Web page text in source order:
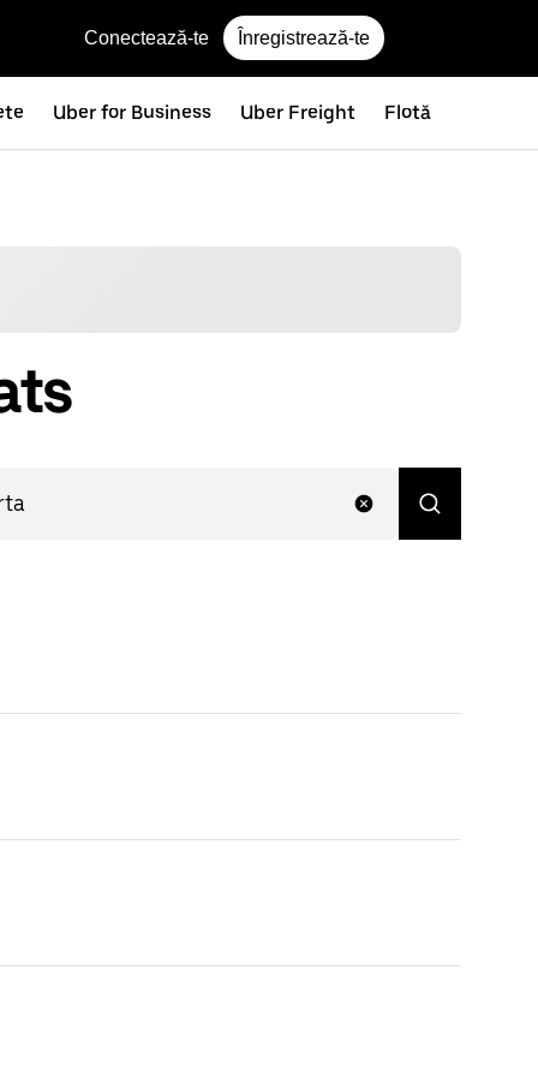
Conectează-te Înregistrează-te
Uber for Business Uber Freight Flotă